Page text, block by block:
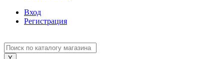
Вход
Регистрация